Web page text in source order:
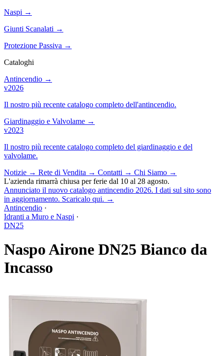
Naspi →
Giunti Scanalati →
Protezione Passiva →
Cataloghi
Antincendio →
v2026
Il nostro più recente catalogo completo dell'antincendio.
Giardinaggio e Valvolame →
v2023
Il nostro più recente catalogo completo del giardinaggio e del
valvolame.
Notizie → Rete di Vendita → Contatti → Chi Siamo →
L'azienda rimarrà chiusa per ferie dal 10 al 28 agosto.
Annunciato il nuovo catalogo antincendio 2026. I dati sul sito sono
in aggiornamento. Scaricalo qui. →
Antincendio ·
Idranti a Muro e Naspi ·
DN25
Naspo Airone DN25 Bianco da
Incasso